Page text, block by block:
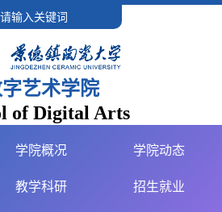
艺术学院
of Digital Arts
学院概况 学院动态
教学科研 招生就业